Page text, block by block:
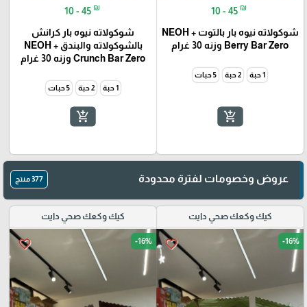
10 - 45 ₪
شوكولاته نيوه بار بالتوت + NEOH
Berry Bar Zero وزنه 30 غرام
1 حبة 2 حبة 5 حبات
add_shopping_cart
10 - 45 ₪
شوكولاته نيوه بار كرانش
بالشوكولاته والبندق + NEOH
Crunch Bar Zero وزنه 30 غرام
1 حبة 2 حبة 5 حبات
add_shopping_cart
عروض وخصومات لفترة محدودة 377 منتج
كيك وكعك صحي دايت
favorite_border -16%
كيك وكعك صحي دايت
favorite_border -16%